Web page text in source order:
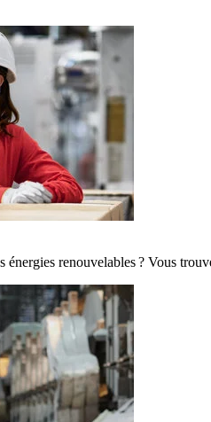
renouvelables ? Vous